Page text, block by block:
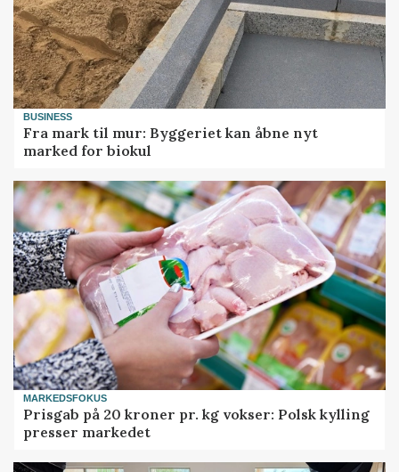
BUSINESS
Fra mark til mur: Byggeriet kan åbne nyt
marked for biokul
MARKEDSFOKUS
Prisgab på 20 kroner pr. kg vokser: Polsk kylling
presser markedet